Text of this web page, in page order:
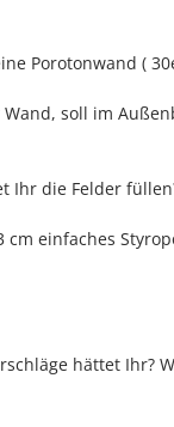
Porotonwand (
soll im
Ihr die Felder
cm einfaches
hättet Ihr?